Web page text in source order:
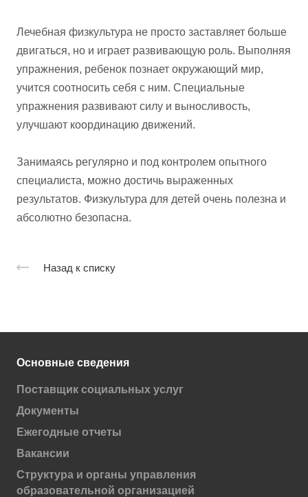
Лечебная физкультура не просто заставляет больше
двигаться, но и играет развивающую роль. Выполняя
упражнения, ребенок познает окружающий мир,
учится соотносить себя с ним. Специальные
упражнения развивают силу и выносливость,
улучшают координацию движений.
Занимаясь регулярно и под контролем опытного
специалиста, можно достичь выраженных
результатов. Физкультура для детей очень полезна и
абсолютно безопасна.
Назад к списку
Основные сведения
Поставщик социальных услуг
Документы
Ежегодные отчеты
Вакансии
Структура и органы управления
образовательной организацией